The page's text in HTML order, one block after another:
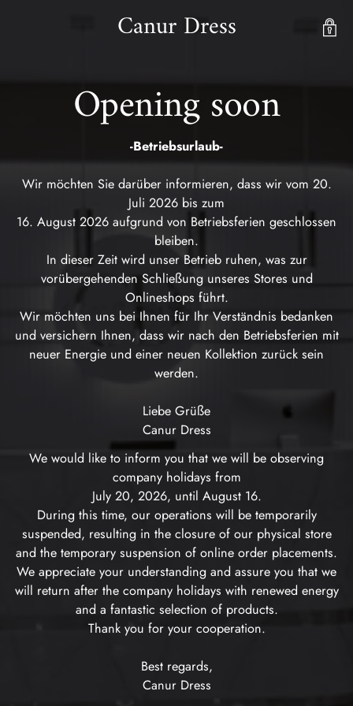
Canur Dress
Opening soon
-Betriebsurlaub-
Wir möchten Sie darüber informieren, dass wir vom 20.
Juli 2026 bis zum
16. August 2026 aufgrund von Betriebsferien geschlossen
bleiben.
In dieser Zeit wird unser Betrieb ruhen, was zur
vorübergehenden Schließung unseres Stores und
Onlineshops führt.
Wir möchten uns bei Ihnen für Ihr Verständnis bedanken
und versichern Ihnen, dass wir nach den Betriebsferien mit
neuer Energie und einer neuen Kollektion zurück sein
werden.
Liebe Grüße
Canur Dress
We would like to inform you that we will be observing
company holidays from
July 20, 2026, until August 16.
During this time, our operations will be temporarily
suspended, resulting in the closure of our physical store
and the temporary suspension of online order placements.
We appreciate your understanding and assure you that we
will return after the company holidays with renewed energy
and a fantastic selection of products.
Thank you for your cooperation.
Best regards,
Canur Dress